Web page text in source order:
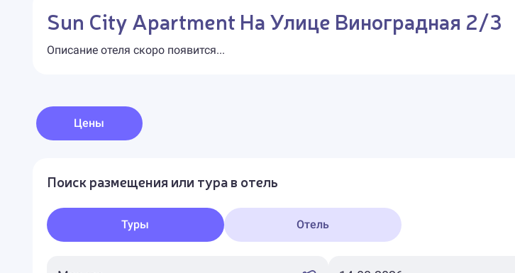
Sun City Apartment На Улице Виноградная 2/3
Описание отеля скоро появится...
Цены
Поиск размещения или тура в отель
Туры Отель